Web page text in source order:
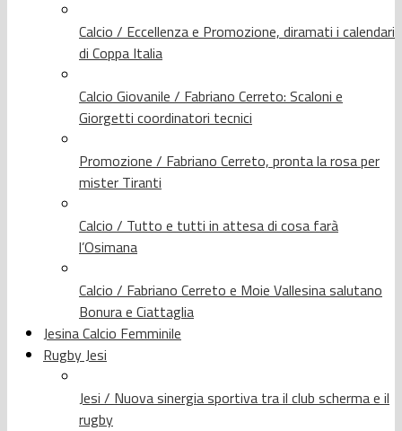
Calcio / Eccellenza e Promozione, diramati i calendari
di Coppa Italia
Calcio Giovanile / Fabriano Cerreto: Scaloni e
Giorgetti coordinatori tecnici
Promozione / Fabriano Cerreto, pronta la rosa per
mister Tiranti
Calcio / Tutto e tutti in attesa di cosa farà
l’Osimana
Calcio / Fabriano Cerreto e Moie Vallesina salutano
Bonura e Ciattaglia
Jesina Calcio Femminile
Rugby Jesi
Jesi / Nuova sinergia sportiva tra il club scherma e il
rugby